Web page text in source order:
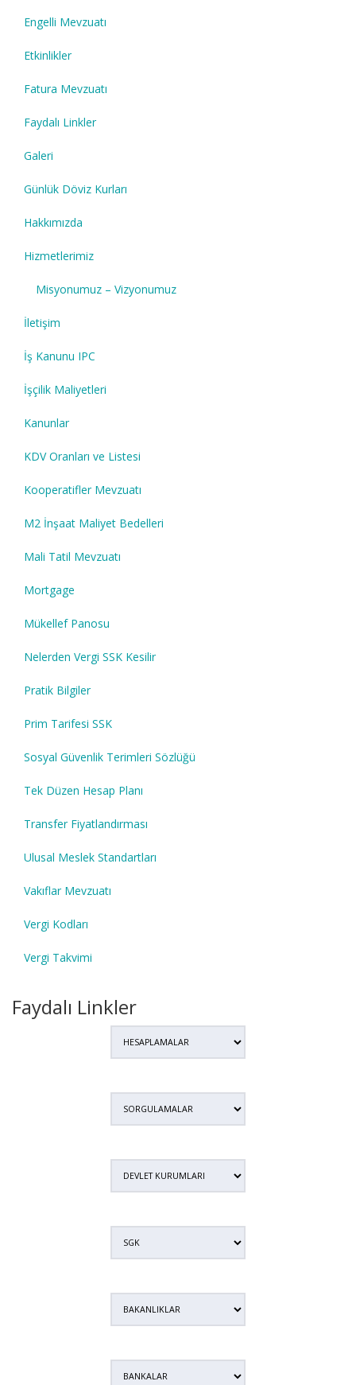
Engelli Mevzuatı
Etkinlikler
Fatura Mevzuatı
Faydalı Linkler
Galeri
Günlük Döviz Kurları
Hakkımızda
Hizmetlerimiz
Misyonumuz – Vizyonumuz
İletişim
İş Kanunu IPC
İşçilik Maliyetleri
Kanunlar
KDV Oranları ve Listesi
Kooperatifler Mevzuatı
M2 İnşaat Maliyet Bedelleri
Mali Tatil Mevzuatı
Mortgage
Mükellef Panosu
Nelerden Vergi SSK Kesilir
Pratik Bilgiler
Prim Tarifesi SSK
Sosyal Güvenlik Terimleri Sözlüğü
Tek Düzen Hesap Planı
Transfer Fiyatlandırması
Ulusal Meslek Standartları
Vakıflar Mevzuatı
Vergi Kodları
Vergi Takvimi
Faydalı Linkler